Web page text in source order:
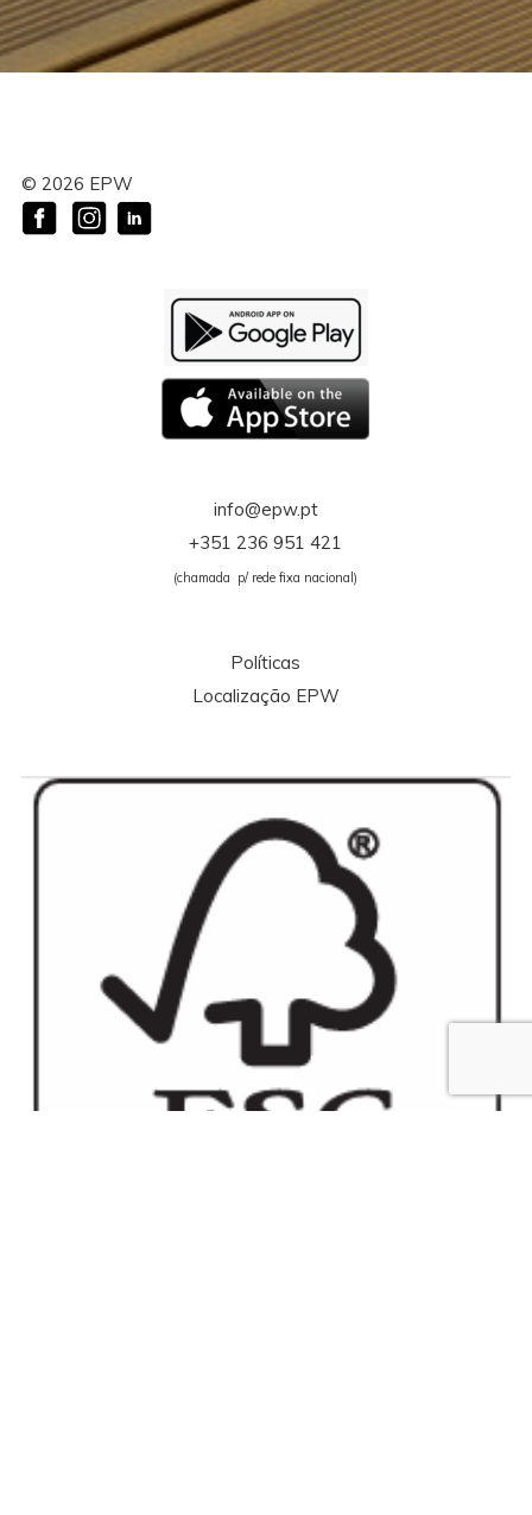
© 2026 EPW
info@epw.pt
+351 236 951 421
(chamada p/ rede fixa nacional)
Políticas
Localização EPW